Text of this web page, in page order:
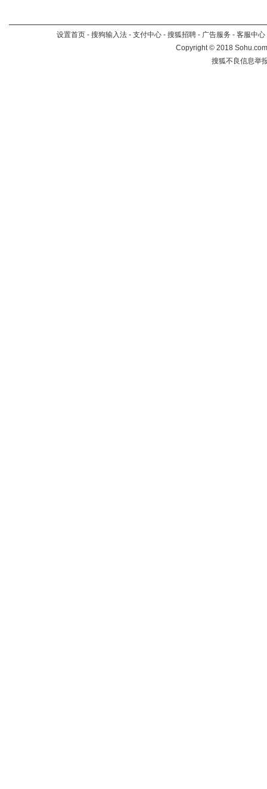
设置首页 - 搜狗输入法 - 支付中心 - 搜狐招聘 - 广告服务 - 客服中心
Copyright©2018
搜狐不良信息举